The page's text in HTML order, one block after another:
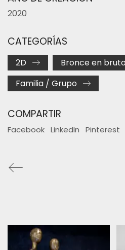
2020
CATEGORÍAS
2D
Bronce en bruto
Familia / Grupo
COMPARTIR
Facebook LinkedIn Pinterest